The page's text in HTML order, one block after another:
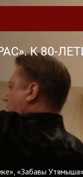
К 80-
«Забавы